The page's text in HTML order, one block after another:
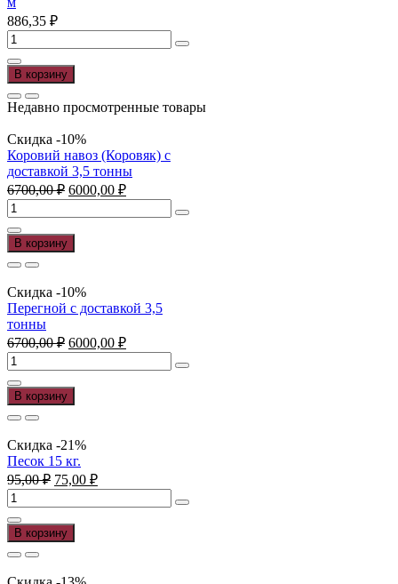
886,35 ₽
Количество
товара
Труба
ст.квад.
80х80х4мм
ГОСТ
8639-
82,8645-
68
(12м),
м
В корзину
Недавно просмотренные товары
Скидка -10%
Коровий навоз (Коровяк) с
доставкой 3,5 тонны
6700,00₽ Первоначальная
цена
составляла
6700,00 ₽.
6000,00 ₽Текущая
цена:
6000,00 ₽.
Количество
товара
Коровий
навоз
(Коровяк)
с
доставкой
3,5
тонны
В корзину
Скидка -10%
Перегной с доставкой 3,5
тонны
6700,00₽ Первоначальная
цена
составляла
6700,00 ₽.
6000,00 ₽Текущая
цена:
6000,00 ₽.
Количество
товара
Перегной
с
доставкой
3,5
тонны
В корзину
Скидка -21%
Песок 15 кг.
95,00₽ Первоначальная
цена
составляла
95,00 ₽.
75,00 ₽Текущая
цена:
75,00 ₽.
Количество
товара
Песок
15
кг.
В корзину